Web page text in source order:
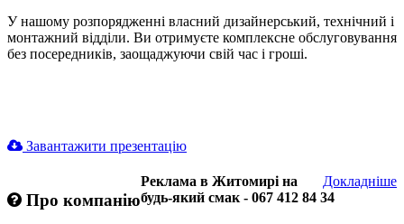
У нашому розпорядженні власний дизайнерський, технічний і
монтажний відділи. Ви отримуєте комплексне обслуговування
без посередників, заощаджуючи свій час і гроші.
Завантажити презентацію
Про компанію
Докладніше
Реклама в Житомирі на
будь-який смак - 067 412 84 34